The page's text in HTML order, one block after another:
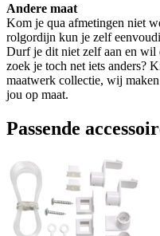
Andere maat
Kom je qua afmetingen niet
rolgordijn kun je zelf
Durf je dit niet zelf aan en wil
zoek je toch net iets anders?
maatwerk collectie, wij
jou op maat.
Passende